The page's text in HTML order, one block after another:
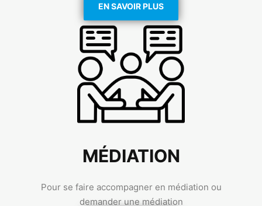
EN SAVOIR PLUS
MÉDIATION
Pour se faire accompagner en médiation ou
demander une médiation